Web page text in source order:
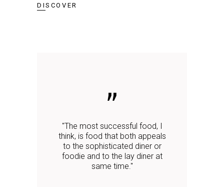
DISCOVER
"The most successful food, I
think, is food that both appeals
to the sophisticated diner or
foodie and to the lay diner at
same time."